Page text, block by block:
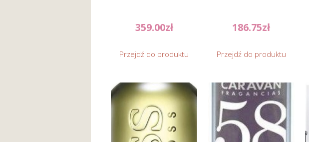
359.00zł
Przejdź do produktu
186.75zł
Przejdź do produktu